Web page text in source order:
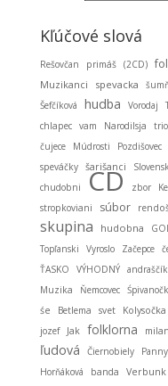
Kľúčové slová
Rešovčan primáš (2CD)
Muzikanci spevacka
Šefčíková
hudba Vorodaj
chlapec vam Narodilsja trio
čujece
Múdrosti Pozdišovec
speváčky šarišanci
chudobni
CD zbor
stropkoviani
súbor
skupina hudobna
Topľanski
Vyroslo Začepce
ŤASKO
VÝHODNÝ andraščík
Muzika
Ňemcovec
śe
Betlema svet Kolysočka
jozef
Jak folklorna
ľudová Čiernobiely Panny
Horňáková
banda Verbunk